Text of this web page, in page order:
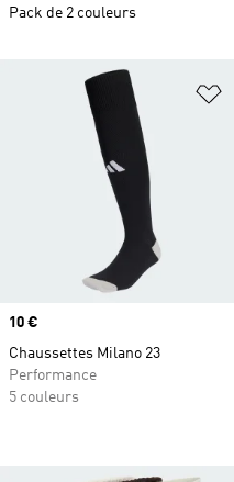
Pack de 2 couleurs
Prix
10 €
Chaussettes Milano 23
Performance
5 couleurs